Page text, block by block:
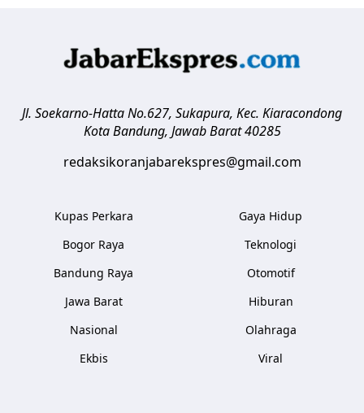
Jl. Soekarno-Hatta No.627, Sukapura, Kec. Kiaracondong
Kota Bandung, Jawab Barat 40285
redaksikoranjabarekspres@gmail.com
Kupas Perkara
Bogor Raya
Bandung Raya
Jawa Barat
Nasional
Ekbis
Gaya Hidup
Teknologi
Otomotif
Hiburan
Olahraga
Viral